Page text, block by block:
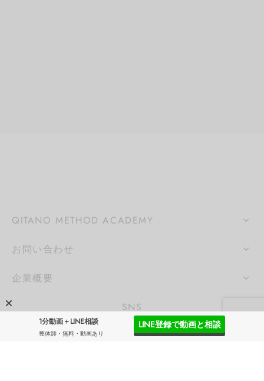
QITANO METHOD ACADEMY
お問い合わせ
企業概要
SNS
SNSを配信しています。フォローよろしくお願いしま
1分動画＋LINE相談
整体師・無料・動画あり
LINE登録で動画と相談